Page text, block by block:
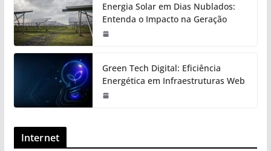
Energia Solar em Dias Nublados:
Entenda o Impacto na Geração
Green Tech Digital: Eficiência
Energética em Infraestruturas Web
Internet